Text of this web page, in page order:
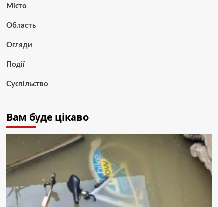
Місто
Область
Огляди
Події
Суспільство
Вам буде цікаво